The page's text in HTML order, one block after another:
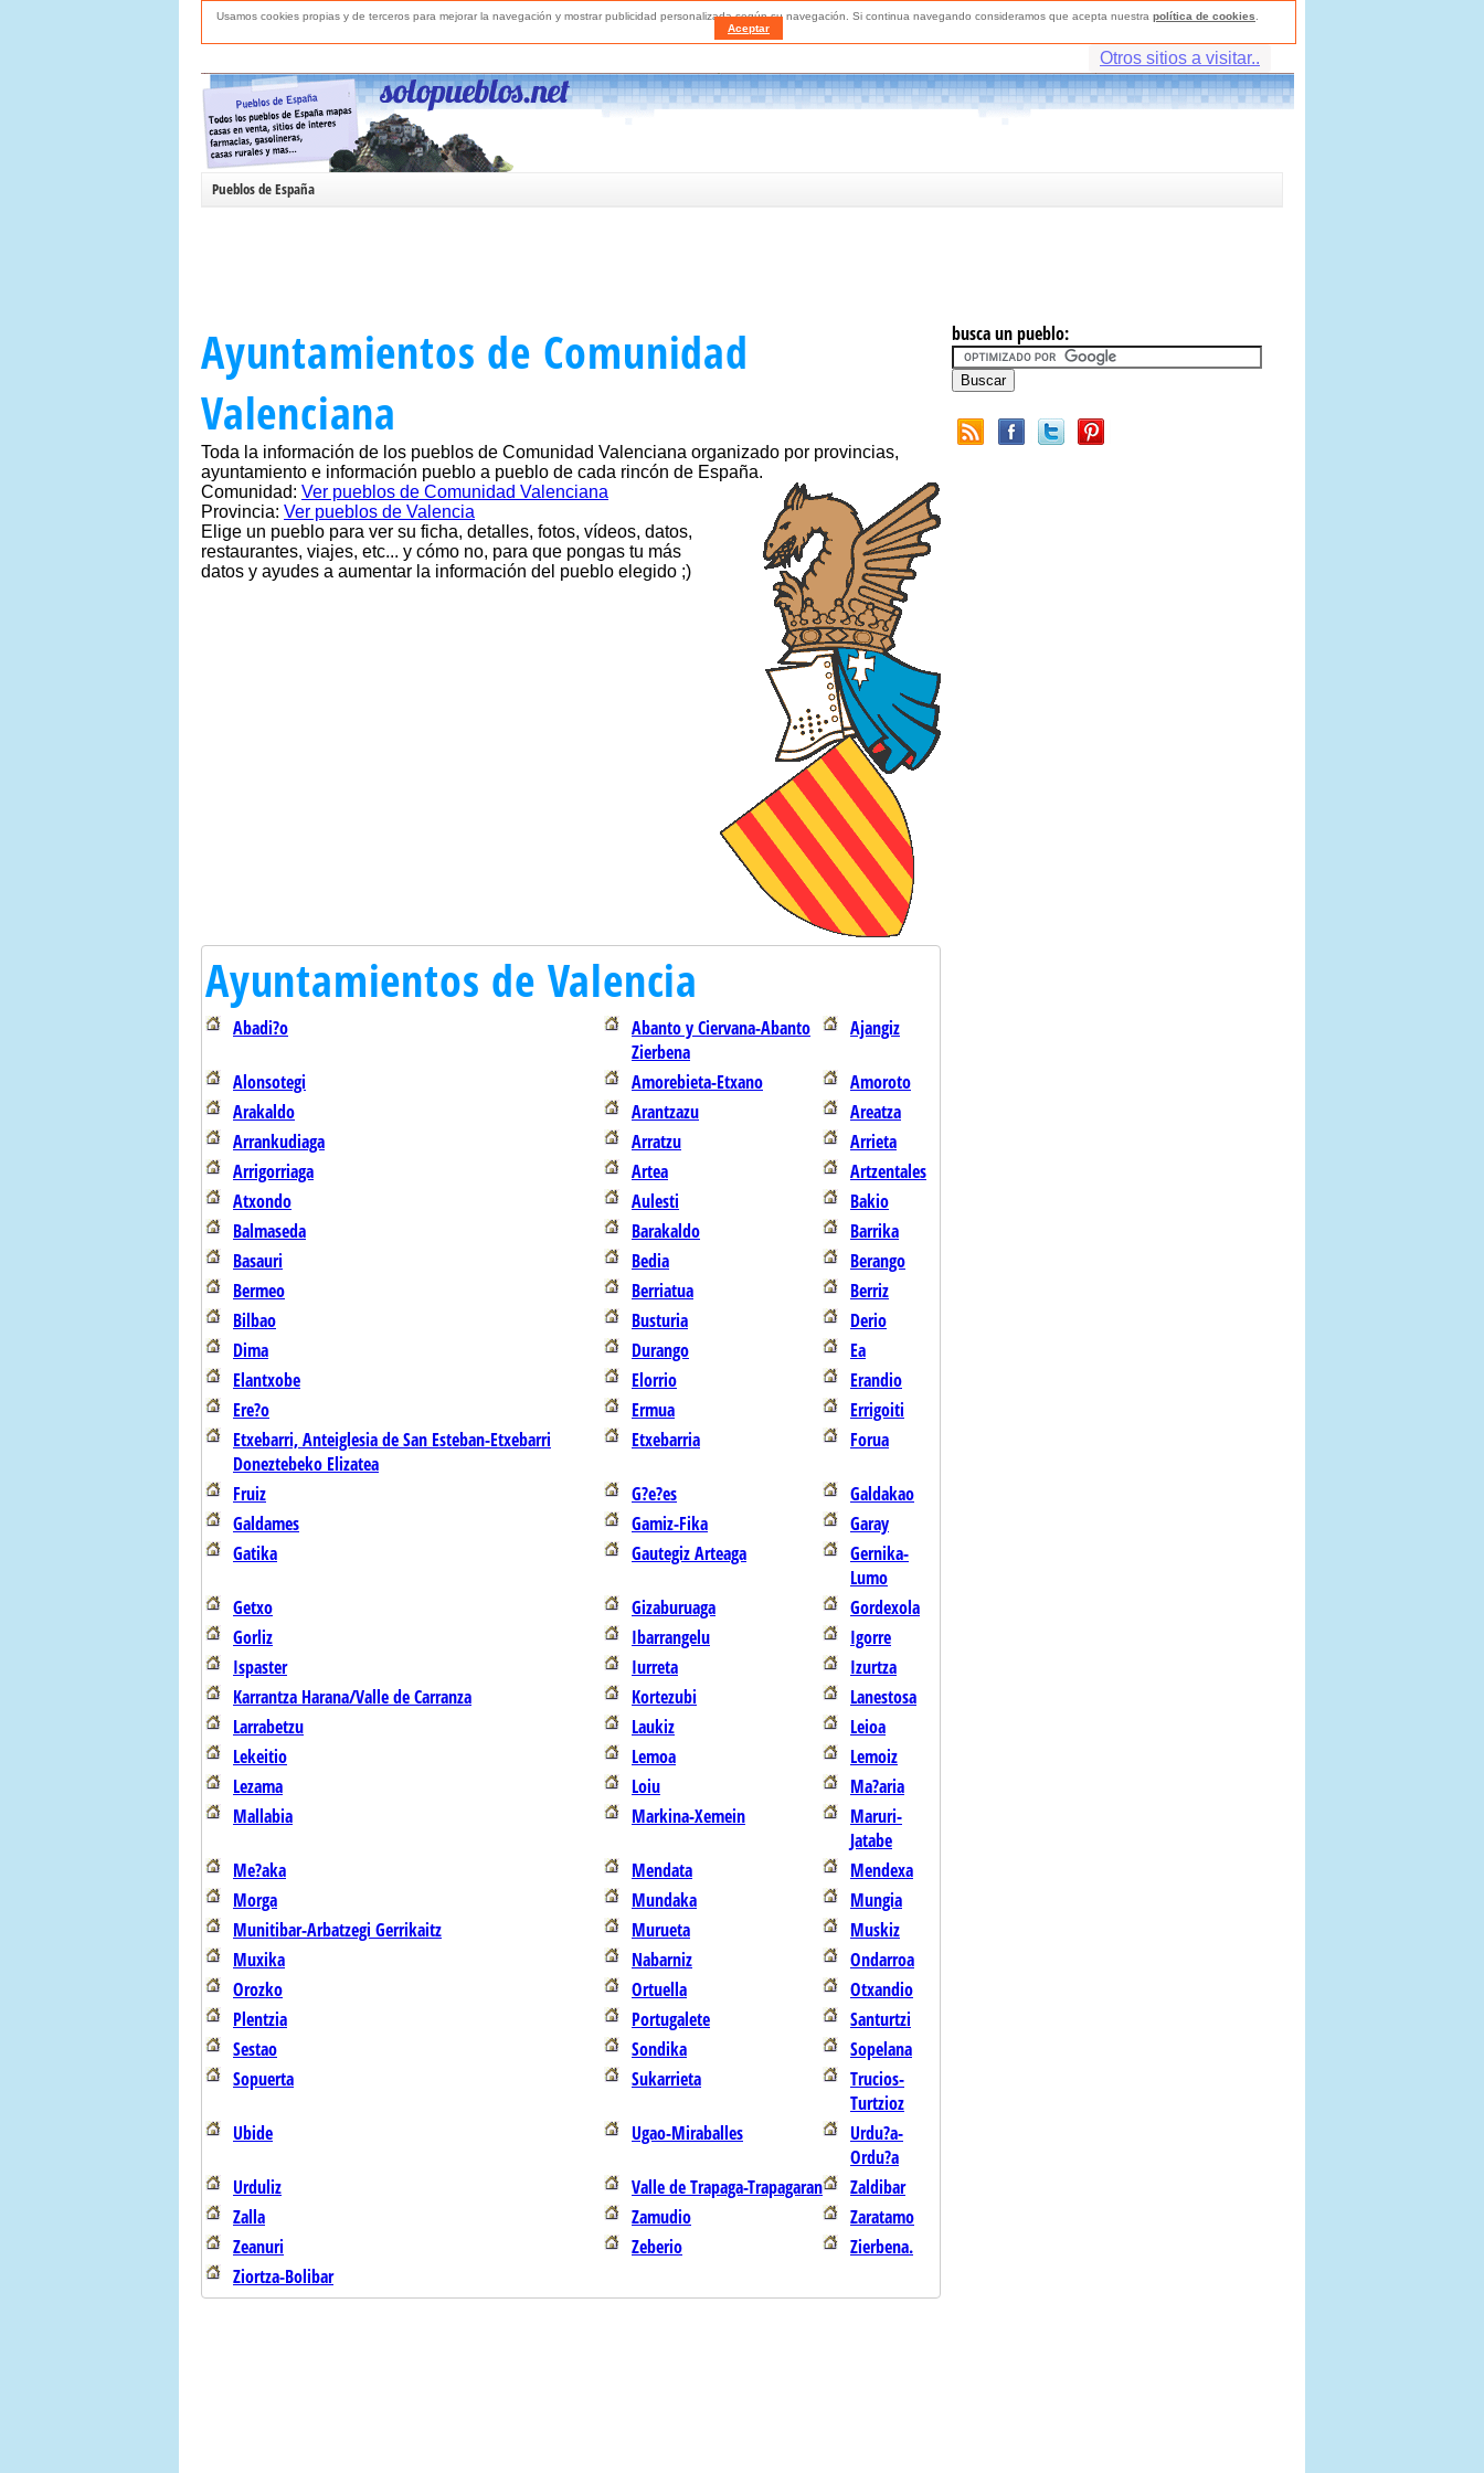
Usamos cookies propias y de terceros para mejorar la navegación y mostrar publicidad personalizada según su navegación. Si continua navegando consideramos que acepta nuestra política de cookies
Aceptar
Otros sitios a visitar..
Pueblos de España
Ayuntamientos de Comunidad
Valenciana
Toda la información de los pueblos de Comunidad Valenciana organizado por provincias,
ayuntamiento e información pueblo a pueblo de cada rincón de España.
Comunidad: Ver pueblos de Comunidad Valenciana
Provincia: Ver pueblos de Valencia
Elige un pueblo para ver su ficha, detalles, fotos, vídeos, datos,
restaurantes, viajes, etc... y cómo no, para que pongas tu más
datos y ayudes a aumentar la información del pueblo elegido ;)
Ayuntamientos de Valencia
Abadi?o
Abanto y Ciervana-Abanto
Zierbena
Ajangiz
Alonsotegi Amorebieta-Etxano
Amoroto
Arakaldo
Arantzazu
Areatza
Arrankudiaga
Arratzu
Arrieta
Arrigorriaga
Artea
Artzentales
Atxondo
Aulesti
Bakio
Balmaseda
Barakaldo
Barrika
Basauri
Bedia
Berango
Bermeo
Berriatua
Berriz
Bilbao
Busturia
Derio
Dima
Durango
Ea
Elantxobe
Elorrio
Erandio
Ere?o
Ermua
Errigoiti
Etxebarri, Anteiglesia de San Esteban-Etxebarri
Doneztebeko Elizatea
Etxebarria Forua
Fruiz G?e?es
Galdakao
Galdames
Gamiz-Fika
Garay
Gatika
Gautegiz Arteaga
Gernika-
Lumo
Getxo
Gizaburuaga
Gordexola
Gorliz
Ibarrangelu
Igorre
Ispaster
Iurreta
Izurtza
Karrantza Harana/Valle de Carranza
Kortezubi
Lanestosa
Larrabetzu
Laukiz
Leioa
Lekeitio
Lemoa
Lemoiz
Lezama
Loiu
Ma?aria
Mallabia
Markina-Xemein
Maruri-
Jatabe
Me?aka
Mendata
Mendexa
Morga
Mundaka
Mungia
Munitibar-Arbatzegi Gerrikaitz
Murueta
Muskiz
Muxika
Nabarniz
Ondarroa
Orozko
Ortuella
Otxandio
Plentzia
Portugalete
Santurtzi
Sestao
Sondika
Sopelana
Sopuerta
Sukarrieta
Trucios-
Turtzioz
Ubide
Ugao-Miraballes
Urdu?a-
Ordu?a
Urduliz
Valle de Trapaga-Trapagaran
Zaldibar
Zalla
Zamudio
Zaratamo
Zeanuri
Zeberio
Zierbena.
Ziortza-Bolibar
busca un pueblo: